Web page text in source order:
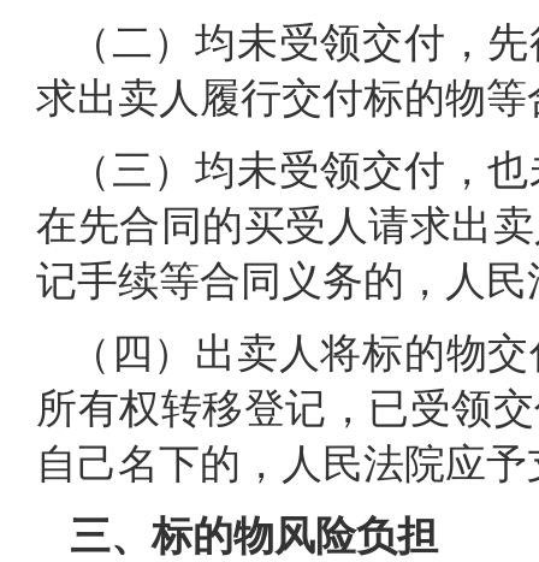
（二）均未受领交付，
求出卖人履行交付标的物
（三）均未受领交付，
在先合同的买受人请求出
记手续等合同义务的，人
（四）出卖人将标的物
所有权转移登记，已受领
自己名下的，人民法院应予
三、标的物风险负担